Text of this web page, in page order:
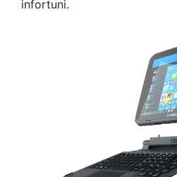
infortuni.